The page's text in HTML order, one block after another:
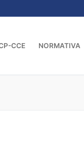
CCE NORMATIVA